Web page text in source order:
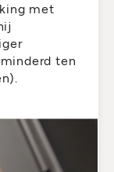
met
ten